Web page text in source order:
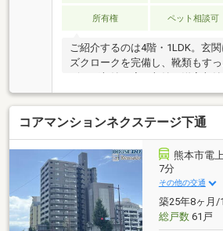
所有権 ペット相談可
ご紹介するのは4階・1LDK。玄
ズクロークを完備し、靴類もす
室内はもちろん、共用部の充実
ならでは。各フロアでのゴミ出
ステーションにより、忙しい日々
リーな生活を実現します。また
スカイラウンジやゲストルーム
ェルジュサービス付きで、日々の
サポートしてくれます。※敷地内
（区分所有者変更時に抽選となり
コアマンションネクステージ下通
熊本市電
7分
その他の交通
築25年8ヶ月/
総戸数61戸